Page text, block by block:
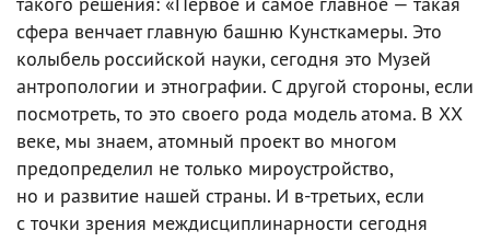
сфера венчает главную башню Кунсткамеры. Это
колыбель российской науки, сегодня это Музей
антропологии и этнографии. С другой стороны, если
посмотреть, то это своего рода модель атома. В ХХ
веке, мы знаем, атомный проект во многом
предопределил не только мироустройство,
но и развитие нашей страны. И в-третьих, если
с точки зрения междисциплинарности сегодня